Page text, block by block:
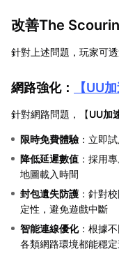
改善The
針對上述問題，玩家可
網路強化： 【UU
針對網路問題，【UU加
限時免費體驗 ：立即
降低延遲數值 ：採用
地圖載入時間
封包遺失防護 ：針對
定性，避免遊戲中斷
智能連線優化：根據
各類網路環境都能穩